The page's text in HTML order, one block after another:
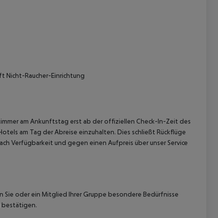
Nicht-Raucher-Einrichtung
am Ankunftstag erst ab der offiziellen Check-In-Zeit des
am Tag der Abreise einzuhalten. Dies schließt Rückflüge
Verfügbarkeit und gegen einen Aufpreis über unser Service
oder ein Mitglied Ihrer Gruppe besondere Bedürfnisse
bestätigen.